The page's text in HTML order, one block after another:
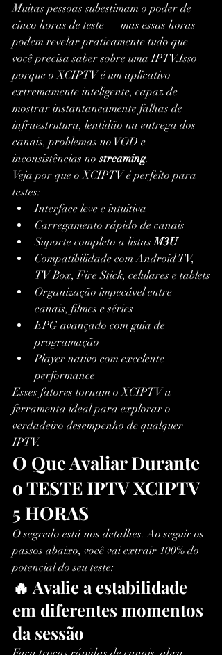
Muitas pessoas subestimam o poder de
cinco horas de teste — mas essas horas
podem revelar praticamente tudo que
você precisa saber sobre uma IPTV.Isso
porque o XCIPTV é um aplicativo
extremamente inteligente, capaz de
mostrar instantaneamente falhas de
infraestrutura, lentidão na entrega dos
canais, problemas no VOD e
inconsistências no streaming.
Veja por que o XCIPTV é perfeito para
testes:
Interface leve e intuitiva
Carregamento rápido de canais
Suporte completo a listas M3U
Compatibilidade com Android TV,
TV Box, Fire Stick, celulares e tablets
Organização impecável entre
canais, filmes e séries
EPG avançado com guia de
programação
Player nativo com excelente
performance
Esses fatores tornam o XCIPTV a
ferramenta ideal para explorar o
verdadeiro desempenho de qualquer
IPTV.
O Que Avaliar Durante
o TESTE IPTV XCIPTV
5 HORAS
O segredo está nos detalhes. Ao seguir os
passos abaixo, você vai extrair 100% do
potencial do seu teste:
🔥 Avalie a estabilidade
em diferentes momentos
da sessão